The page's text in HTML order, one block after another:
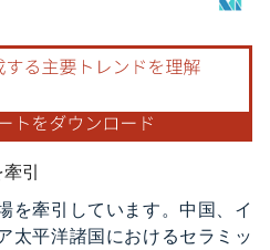
はCC BY 4.0の表示が必要です。
引
を牽引しています。中国、イ
太平洋諸国におけるセラミッ